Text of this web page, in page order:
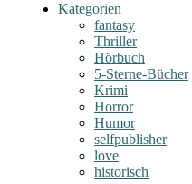
Kategorien
fantasy
Thriller
Hörbuch
5-Sterne-Bücher
Krimi
Horror
Humor
selfpublisher
love
historisch